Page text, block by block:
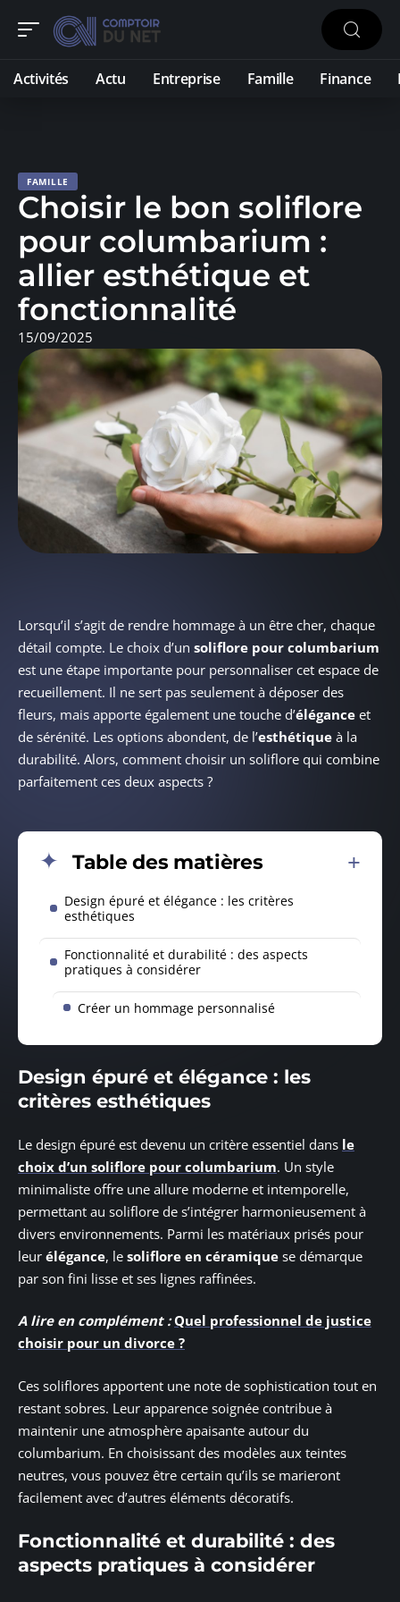
Activités Actu Entreprise Famille Finance
FAMILLE
Choisir le bon soliflore
pour columbarium :
allier esthétique et
fonctionnalité
15/09/2025
Lorsqu’il s’agit de rendre hommage à un être cher, chaque
détail compte. Le choix d’un soliflore pour columbarium
est une étape importante pour personnaliser cet espace de
recueillement. Il ne sert pas seulement à déposer des
fleurs, mais apporte également une touche d’élégance et
de sérénité. Les options abondent, de l’esthétique à la
durabilité. Alors, comment choisir un soliflore qui combine
parfaitement ces deux aspects ?
Table des matières
Design épuré et élégance : les critères
esthétiques
Fonctionnalité et durabilité : des aspects
pratiques à considérer
Créer un hommage personnalisé
Design épuré et élégance : les
critères esthétiques
Le design épuré est devenu un critère essentiel dans le
choix d’un soliflore pour columbarium. Un style
minimaliste offre une allure moderne et intemporelle,
permettant au soliflore de s’intégrer harmonieusement à
divers environnements. Parmi les matériaux prisés pour
leur élégance, le soliflore en céramique se démarque
par son fini lisse et ses lignes raffinées.
A lire en complément : Quel professionnel de justice
choisir pour un divorce ?
Ces soliflores apportent une note de sophistication tout en
restant sobres. Leur apparence soignée contribue à
maintenir une atmosphère apaisante autour du
columbarium. En choisissant des modèles aux teintes
neutres, vous pouvez être certain qu’ils se marieront
facilement avec d’autres éléments décoratifs.
Fonctionnalité et durabilité : des
aspects pratiques à considérer